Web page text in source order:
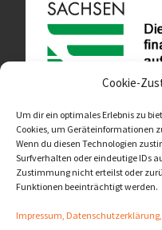
Cookie-
Um dir ein optimales Erlebnis zu
Cookies, um Geräteinformationen
Wenn du diesen Technologien
Surfverhalten oder eindeutige IDs
Zustimmung nicht erteilst oder
Funktionen beeinträchtigt werden.
Impressum,
Diese Website ist als
- Raum geben"